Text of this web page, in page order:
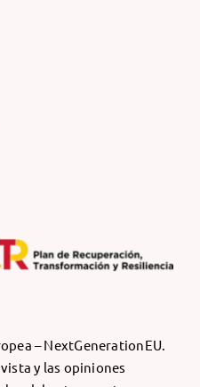
– NextGenerationEU.
y las opiniones